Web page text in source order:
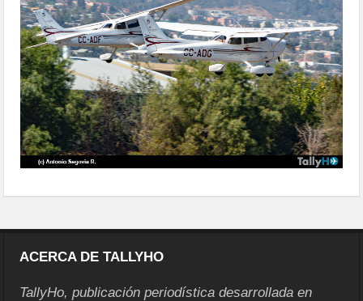
ACERCA DE TALLYHO
TallyHo, publicación periodística desarrollada en